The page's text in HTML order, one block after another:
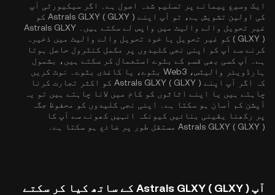
ایک وسیع پیمانے پر تسلیم شدہ اصول ہے۔ اگر سیکیورٹی آپ
کی اولین تشویش ہے، تو آپ اپنے Astrals GLXY ( GLXY ) کو
غیر تحویل والے والیٹ میں واپس لے سکتے ہیں۔ Astrals GLXY
( GLXY ) کو غیر تحویل یا خود تحویل والے والیٹ میں ذخیرہ
کرنے سے آپ کو اپنی نجی کلیدوں پر مکمل کنٹرول حاصل ہوتا
ہے۔ آپ کسی بھی قسم کے بٹوے استعمال کر سکتے ہیں، بشمول
ہارڈویئر والیٹس، Web3 بٹوے، یا کاغذی بٹوے۔ نوٹ کریں
کہ اگر آپ اپنے Astrals GLXY ( GLXY ) کو اکثر تجارت کرنا
چاہتے ہیں یا اپنے اثاثوں کو کام میں لانا چاہتے ہیں تو یہ
آپشن کم آسان ہو سکتا ہے۔ اپنی نجی کلیدوں کو محفوظ جگہ
پر رکھنا یقینی بنائیں کیونکہ انہیں کھونے سے آپ کا
Astrals GLXY ( GLXY ) مستقل طور پر ضائع ہو سکتا ہے۔
آپ Astrals GLXY ( GLXY ) کے ساتھ کیا کر سکتے